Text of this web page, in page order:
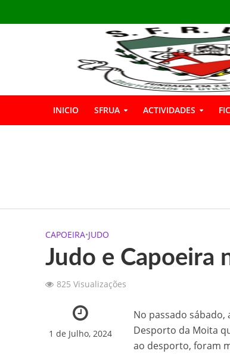
INICIO SFRUA ACTIVIDADES
A
A
CAPOEIRA•JUDO
Judo e Capoeira
825 Visualizações
1 de Julho, 2024
No passado sábado,
Desporto da Moita
ao desporto, foram